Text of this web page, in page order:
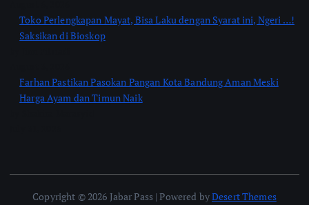
Toko Perlengkapan Mayat, Bisa Laku dengan Syarat ini, Ngeri …!
Saksikan di Bioskop
Farhan Pastikan Pasokan Pangan Kota Bandung Aman Meski
Harga Ayam dan Timun Naik
Copyright © 2026 Jabar Pass | Powered byDesert Themes